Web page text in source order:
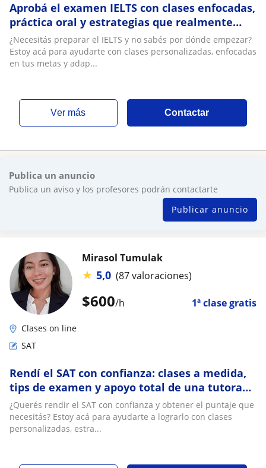
Aprobá el examen IELTS con clases enfocadas,
práctica oral y estrategias que realmente
funcionan
¿Necesitás preparar el IELTS y no sabés por dónde empezar?
Estoy acá para ayudarte con clases personalizadas, enfocadas
en tus metas y adap...
ver más Contactar
Publica un anuncio
Publica un aviso y los profesores podrán contactarte
Publicar anuncio
$600/h 1ª clase gratis
Mirasol Tumulak
★ 5,0 (87 valoraciones)
Clases on line
SAT
Rendí el SAT con confianza: clases a medida,
tips de examen y apoyo total de una tutora
con experiencia
¿Querés rendir el SAT con confianza y obtener el puntaje que
necesitás? Estoy acá para ayudarte a lograrlo con clases
personalizadas, estra...